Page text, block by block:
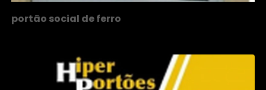
portão social de ferro